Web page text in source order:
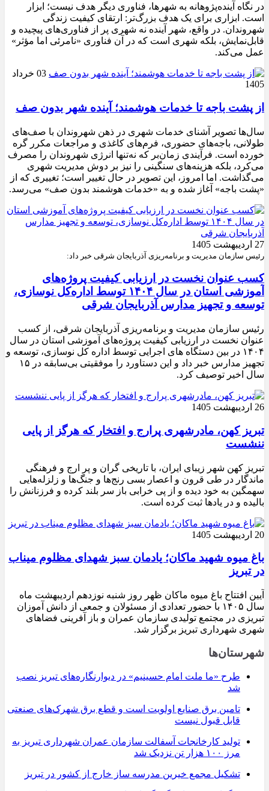
در نگاه آینده‌پژوهانه به شهرها، فناوری دیگر هدف نیست؛ ابزار
است. ابزاری برای یک هدف بزرگ‌تر: ارتقای کیفیت زندگی
شهروندان. در واقع، شهر آینده نه شهری پر از فناوری‌های پیچیده و
قابل‌نمایش، بلکه شهری است که در آن فناوری «نامرئی اما مؤثر»
عمل می‌کند.
03 خرداد
1405
از پشت باجه تا خدمات هوشمند؛ آینده شهر بدون صف
سال‌ها تصویر آشنای خدمات شهری در ذهن شهروندان با صف‌های
طولانی، باجه‌های حضوری، فرم‌های کاغذی و مراجعات مکرر گره
خورده است. فرآیندی زمان‌بر که نه‌تنها انرژی شهروندان را مصرف
می‌کرد، بلکه هزینه‌های سنگینی را نیز بر دوش مدیریت شهری
می‌گذاشت. اما امروز، این تصویر در حال تغییر است؛ تغییری که از
«پشت باجه» آغاز شده و به «خدمات هوشمند بدون صف» می‌رسد.
27 اردیبهشت 1405
رئیس سازمان مدیریت و برنامه‌ریزی آذربایجان شرقی خبر داد:
کسب عنوان نخست در ارزیابی کیفیت پروژه‌های
آموزشی استان در سال ۱۴۰۴ توسط اداره‌کل نوسازی،
توسعه و تجهیز مدارس آذربایجان شرقی
رئیس سازمان مدیریت و برنامه‌ریزی آذربایجان شرقی، از کسب
عنوان نخست در ارزیابی کیفیت پروژه‌های آموزشی استان در سال
۱۴۰۴ در بین دستگاه های اجرایی توسط اداره کل نوسازی، توسعه و
تجهیز مدارس خبر داد و این دستاورد را موفقیتی بی‌سابقه در ۱۵
سال اخیر توصیف کرد.
26 اردیبهشت 1405
تبریز کهن، مادرشهری پرارج و افتخار که هرگز از پایی
ننشست
تبریز کهن شهر زیبای ایران، با تاریخی گران و پر ارج و فرهنگی
ماندگار در طی قرون و اعصار بسی رنج‌ها و جنگ‌ها و زلزله‌هایی
سهمگین به خود دیده و از پی خرابی باز سر بلند کرده و فرزنانش را
بالیده و در یادها ثبت کرده است.
20 اردیبهشت 1405
باغ میوه شهید ماکان؛ یادمان سبز شهدای مظلوم میناب
در تبریز
آیین افتتاح باغ میوه ماکان ظهر روز شنبه نوزدهم اردیبهشت ماه
سال ۱۴۰۵ با حضور تعدادی از مسئولان و جمعی از دانش آموزان
تبریزی در مجتمع تولیدی سازمان عمران و باز آفرینی فضاهای
شهری شهرداری تبریز برگزار شد.
شهرستان‌ها
طرح «ما ملت امام حسینیم» در دیوارنگاره‌های تبریز نصب
شد
تامین برق صنایع اولویت است و قطع برق شهرک‌های صنعتی
قابل قبول نیست
تولید کارخانجات آسفالت سازمان عمران شهرداری تبریز به
مرز ۱۰۰ هزار تن نزدیک شد
تشکیل مجمع خیرین مدرسه ‌ساز خارج از کشور در تبریز